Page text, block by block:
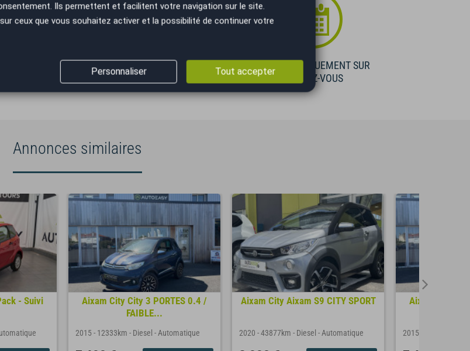
GESTION ADMINISTRATIVE
(cession, carte grise, non gage,...)
VISIBLE UNIQUEMENT SUR
RENDEZ-VOUS
Annonces similaires
- Suivi
Aixam City City 3 PORTES 0.4 /
FAIBLE...
2015- 12333km - Diesel - Automatique
Aixam City Aixam S9 CITY SPORT
2020 -43877km - Diesel - Automatique
Aixam City
2015
Ils permettent et facilitent votre navigation sur le site.
ceux que vous souhaitez activer et la possibilité de continuer votre
Tout accepter
Personnaliser